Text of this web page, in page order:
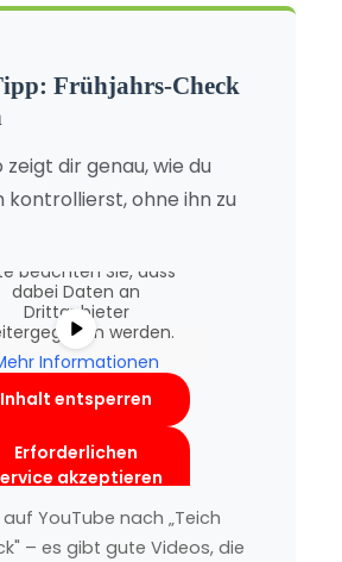
Frühjahrs-Check
zeigt dir genau, wie du
kontrollierst, ohne ihn zu
von
. Um auf den
eigentlichen Inhalt
beachten Sie, dass
dabei Daten an
Drittanbieter
werden.
Informationen
Inhalt entsperren
Erforderlichen
akzeptieren
entsperren
YouTube nach „Teich
– es gibt gute Videos, die